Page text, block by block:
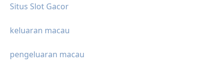
Situs Slot Gacor
keluaran macau
pengeluaran macau